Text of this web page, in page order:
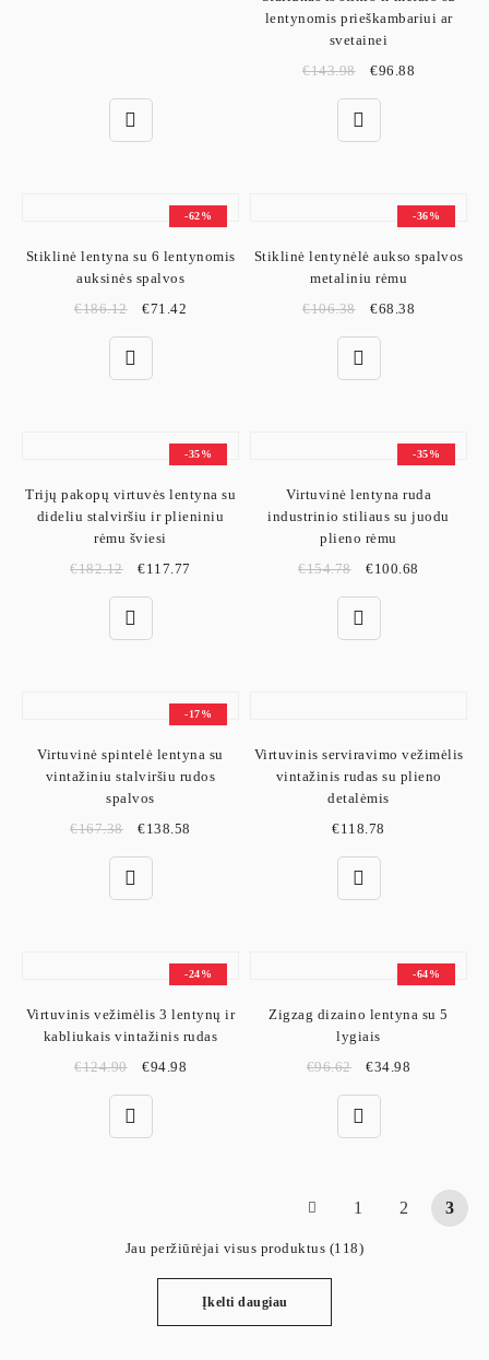
lentynomis prieškambariui ar
svetainei
€143.98 €96.88
-62%
Stiklinė lentyna su 6 lentynomis
auksinės spalvos
€186.12 €71.42
-36%
Stiklinė lentynėlė aukso spalvos
metaliniu rėmu
€106.38 €68.38
-35%
Trijų pakopų virtuvės lentyna su
dideliu stalviršiu ir plieniniu
rėmu šviesi
€182.12 €117.77
-35%
Virtuvinė lentyna ruda
industrinio stiliaus su juodu
plieno rėmu
€154.78 €100.68
-17%
Virtuvinė spintelė lentyna su
vintažiniu stalviršiu rudos
spalvos
€167.38 €138.58
Virtuvinis serviravimo vežimėlis
vintažinis rudas su plieno
detalėmis
€118.78
-24%
Virtuvinis vežimėlis 3 lentynų ir
kabliukais vintažinis rudas
€124.90 €94.98
-64%
Zigzag dizaino lentyna su 5
lygiais
€96.62 €34.98
1 2 3
Įkelti daugiau
Jau peržiūrėjai visus produktus (118)